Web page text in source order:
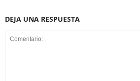
DEJA UNA RESPUESTA